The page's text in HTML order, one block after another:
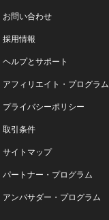
お問い合わせ
採用情報
ヘルプとサポート
アフィリエイト・プログラム
プライバシーポリシー
取引条件
サイトマップ
パートナー・プログラム
アンバサダー・プログラム